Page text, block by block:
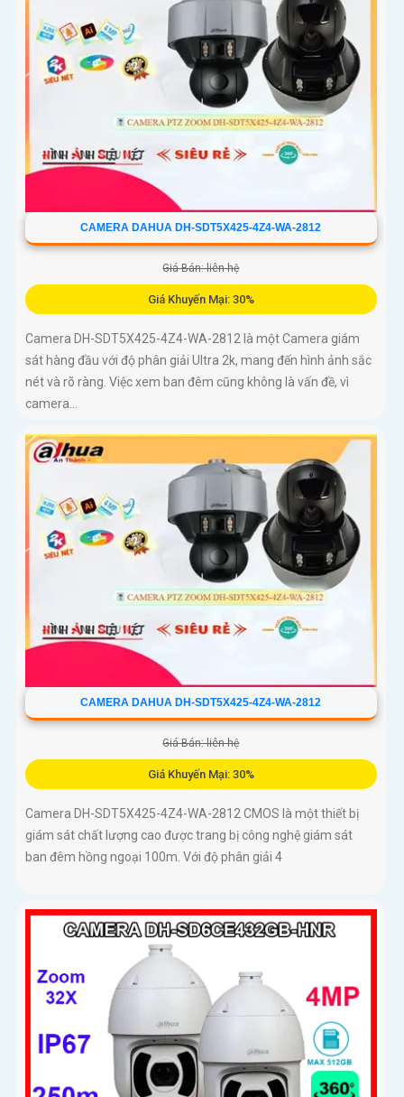
CAMERA DAHUA DH-SDT5X425-4Z4-WA-2812
Giá Bán: liên hệ
Giá Khuyến Mại: 30%
Camera DH-SDT5X425-4Z4-WA-2812 là một Camera giám
sát hàng đầu với độ phân giải Ultra 2k, mang đến hình ảnh sắc
nét và rõ ràng. Việc xem ban đêm cũng không là vấn đề, vì
camera...
CAMERA DAHUA DH-SDT5X425-4Z4-WA-2812
Giá Bán: liên hệ
Giá Khuyến Mại: 30%
Camera DH-SDT5X425-4Z4-WA-2812 CMOS là một thiết bị
giám sát chất lượng cao được trang bị công nghệ giám sát
ban đêm hồng ngoại 100m. Với độ phân giải 4